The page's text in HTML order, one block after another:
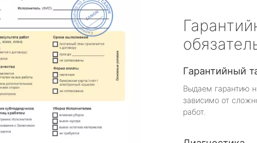
Гарантийный
Выдаем гарантию
зависимо от
работ.